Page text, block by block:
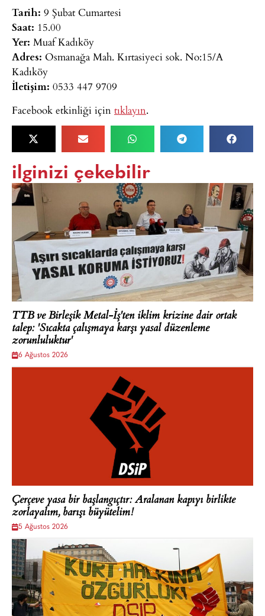
Tarih: 9 Şubat Cumartesi
Saat: 15.00
Yer: Muaf Kadıköy
Adres: Osmanağa Mah. Kırtasiyeci sok. No:15/A
Kadıköy
İletişim: 0533 447 9709
Facebook etkinliği için tıklayın.
ilginizi çekebilir
TTB ve Birleşik Metal-İş'ten iklim krizine dair ortak
talep: 'Sıcakta çalışmaya karşı yasal düzenleme
zorunluluktur'
6 Ağustos 2026
Çerçeve yasa bir başlangıçtır: Aralanan kapıyı birlikte
zorlayalım, barışı büyütelim!
5 Ağustos 2026